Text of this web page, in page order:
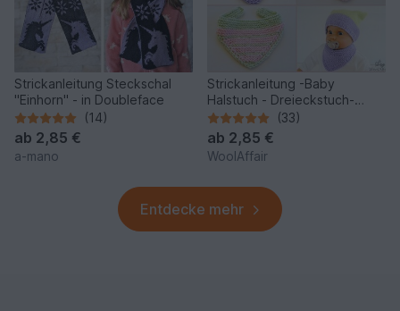
Strickanleitung Steckschal
"Einhorn" - in Doubleface
(14)
ab 2,85 €
a-mano
Strickanleitung -Baby
Halstuch - Dreieckstuch-
No.82a
(33)
ab 2,85 €
WoolAffair
Entdecke mehr